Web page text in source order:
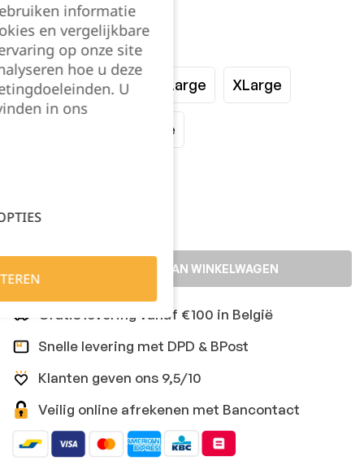
Maat:
Small Medium Large XLarge
XXXLarge
TOEVOEGEN AAN WINKELWAGEN
Gratis levering vanaf €100 in België
Snelle levering met DPD & BPost
Klanten geven ons 9,5/10
Veilig online afrekenen met Bancontact
informatie
en vergelijkbare
op onze site
hoe u deze
U
in ons